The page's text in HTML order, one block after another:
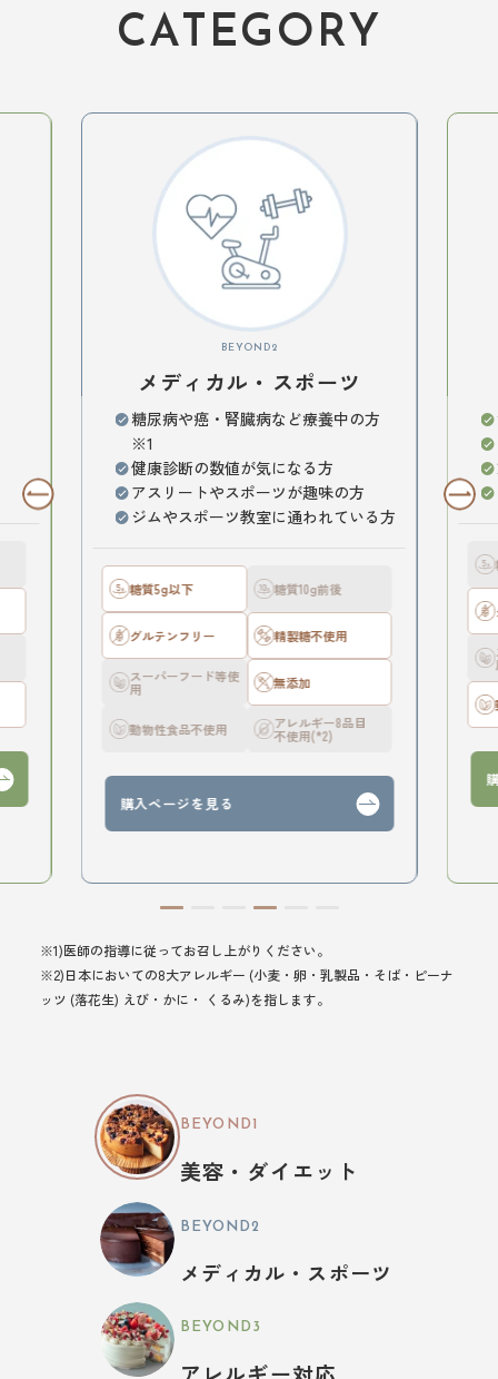
CATEGORY
BEYOND2
メディカル・スポーツ
糖尿病や癌・腎臓病など療養中の方
※1
健康診断の数値が気になる方
アスリートやスポーツが趣味の方
ジムやスポーツ教室に通われている方
糖質5g以下 糖質10g前後
グルテンフリー 精製糖不使用
スーパーフード等使
用 無添加
動物性食品不使用 アレルギー8品目
不使用(*2)
購入ページを見る
※1)医師の指導に従ってお召し上がりください。
※2)日本においての8大アレルギー (小麦・卵・乳製品・そば・ピーナ
ッツ (落花生) えび・かに・ くるみ)を指します。
BEYOND1
美容・ダイエット
BEYOND2
メディカル・スポーツ
BEYOND3